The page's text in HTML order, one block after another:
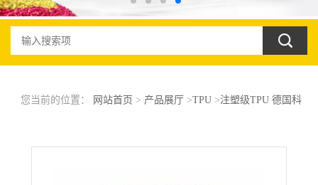
您当前的位置： 网站首页 > 产品展厅>TPU>注塑级TPU 德国科